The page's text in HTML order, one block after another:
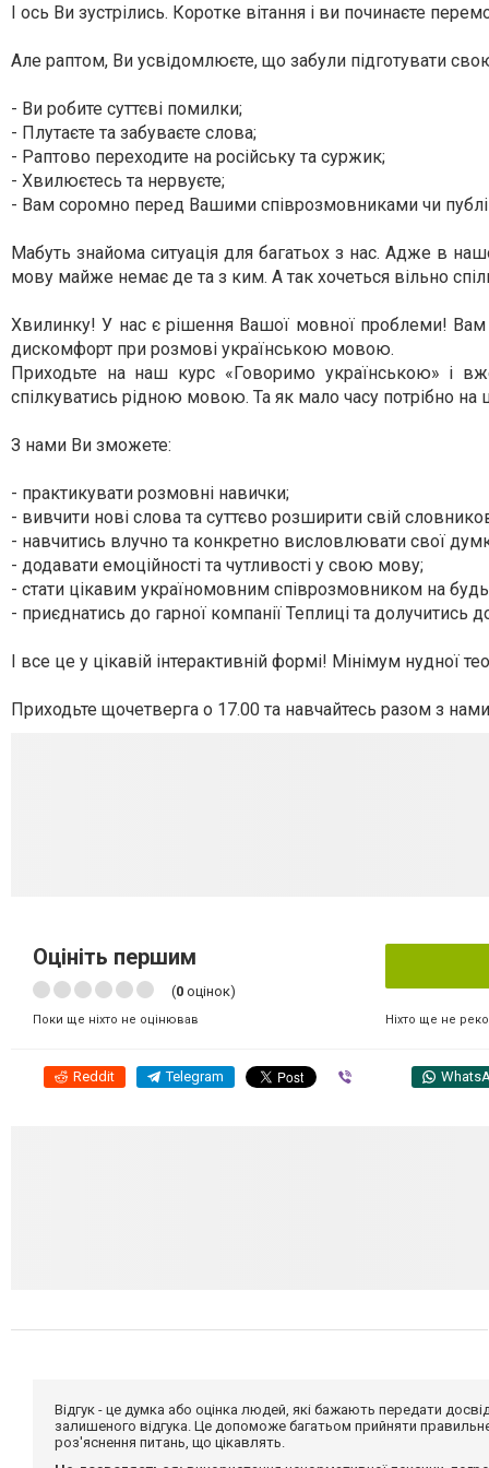
І ось Ви зустрілись. Коротке вітання і ви починаєте
Але раптом, Ви усвідомлюєте, що забули підготувати
- Ви робите суттєві помилки;
- Плутаєте та забуваєте слова;
- Раптово переходите на російську та суржик;
- Хвилюєтесь та нервуєте;
- Вам соромно перед Вашими співрозмовниками чи
Мабуть знайома ситуація для багатьох з нас. Адже в
мову майже немає де та з ким. А так хочеться вільно
Хвилинку! У нас є рішення Вашої мовної проблеми! Вам
дискомфорт при розмові українською мовою.
Приходьте на наш курс «Говоримо українською» і
спілкуватись рідною мовою. Та як мало часу потрібно на
З нами Ви зможете:
- практикувати розмовні навички;
- вивчити нові слова та суттєво розширити свій
- навчитись влучно та конкретно висловлювати свої
- додавати емоційності та чутливості у свою мову;
- стати цікавим україномовним співрозмовником на
- приєднатись до гарної компанії Теплиці та долучитись
І все це у цікавій інтерактивній формі! Мінімум нудної
Приходьте щочетверга о 17.00 та навчайтесь разом з
Оцініть першим
(0 оцінок)
Поки ще ніхто не оцінював Ніхто ще не
Reddit Telegram
Відгук - це думка або оцінка людей, які бажають передати
залишеного відгука. Це допоможе багатьом прийняти
роз'яснення питань, що цікавлять.